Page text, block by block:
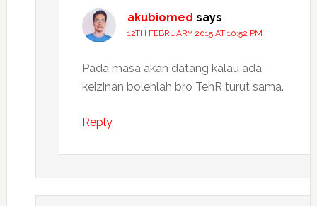
akubiomed says
12TH FEBRUARY 2015 AT 10:52 PM
Pada masa akan datang kalau ada
keizinan bolehlah bro TehR turut sama.
Reply